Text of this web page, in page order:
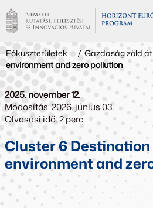
Fókuszterületek / Gazdaság zöld
environment and zero pollution
2025. november 12.
Módosítás: 2026. június 03.
Olvasási idő: 2 perc
Cluster 6 Destination
environment and